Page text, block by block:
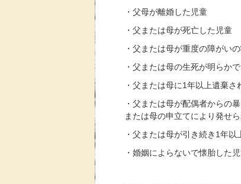
・父母が離婚した児童
・父または母が死亡した児童
・父または母が重度の障がい
・父または母の生死が明らか
・父または母に1年以上遺棄さ
・父または母が配偶者からの
または母の申立てにより発せ
・父または母が引き続き1年
・婚姻によらないで懐胎した